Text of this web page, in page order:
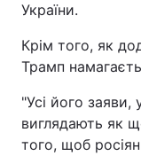
України.
Крім того, як
Трамп
"Усі його заяви,
виглядають як
того, щоб